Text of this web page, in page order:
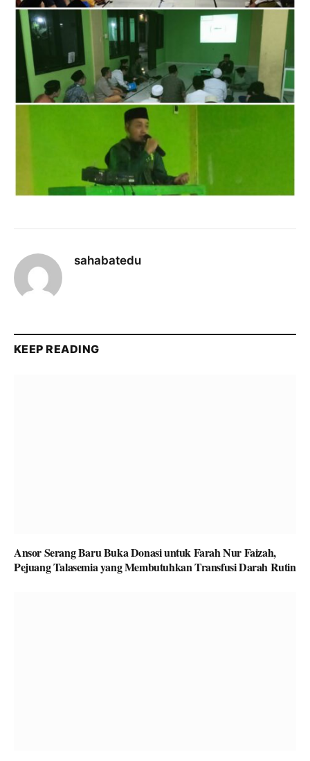
sahabatedu
KEEP READING
Ansor Serang Baru Buka Donasi untuk Farah Nur Faizah,
Pejuang Talasemia yang Membutuhkan Transfusi Darah Rutin